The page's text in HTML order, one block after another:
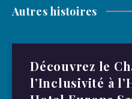
Autres histoires
Découvrez le
l’Inclusivité à